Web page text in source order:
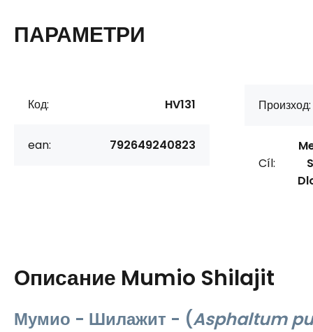
ПАРАМЕТРИ
Код: HV131
ean: 792649240823
Произход:
Cíl:
Описание Mumio Shilajit
Мумио - Шилажит - (Asphaltum